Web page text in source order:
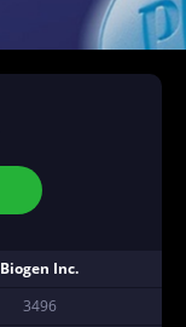
Biogen Inc.
3496